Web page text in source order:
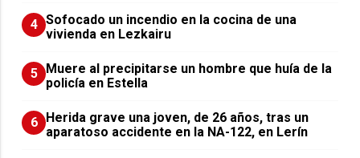
4 Sofocado un incendio en la cocina de una
vivienda en Lezkairu
5 Muere al precipitarse un hombre que huía de la
policía en Estella
6 Herida grave una joven, de 26 años, tras un
aparatoso accidente en la NA-122, en Lerín